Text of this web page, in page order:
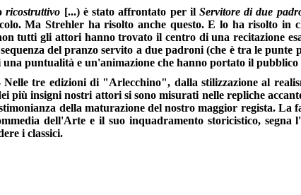
ricostruttivo [...) è stato affrontato per il Servitore di due
Ma Strehler ha risolto anche questo. E lo ha risolto in
tutti gli attori hanno trovato il centro di una recitazione
del pranzo servito a due padroni (che è tra le
una puntualità e un'animazione che hanno portato il
Nelle tre edizioni di "Arlecchino", dalla stilizzazione al
più insigni nostri attori si sono misurati nelle repliche
della maturazione del nostro maggior regista.
dell'Arte e il suo inquadramento storicistico,
i classici.